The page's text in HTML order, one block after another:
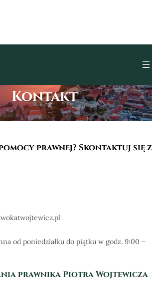
Kontakt
prawnej? Skontaktuj się z
od poniedziałku do piątku w godz. 9:00 –
prawnika Piotra Wojtewicza